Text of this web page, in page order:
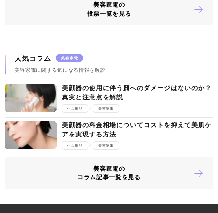
美容家電の
投票一覧を見る
人気コラム 美容家電
美容家電に関する気になる情報を解説
美顔器の使用に伴う顔へのダメージはないのか？
真実と注意点を解説
生活用品 美容家電
美顔器の料金相場についてコストを抑えて美肌ケ
アを実現する方法
生活用品 美容家電
美容家電の
コラム記事一覧を見る